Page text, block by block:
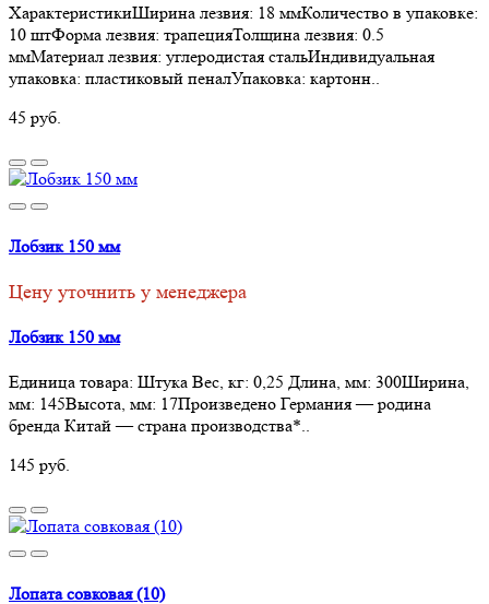
ХарактеристикиШирина лезвия: 18 ммКоличество в упаковке:
10 штФорма лезвия: трапецияТолщина лезвия: 0.5
ммМатериал лезвия: углеродистая стальИндивидуальная
упаковка: пластиковый пеналУпаковка: картонн..
45 руб.
Лобзик 150 мм
Цену уточнить у менеджера
Лобзик 150 мм
Единица товара: Штука Вес, кг: 0,25 Длина, мм: 300Ширина,
мм: 145Высота, мм: 17Произведено Германия — родина
бренда Китай — страна производства*..
145 руб.
Лопата совковая (10)